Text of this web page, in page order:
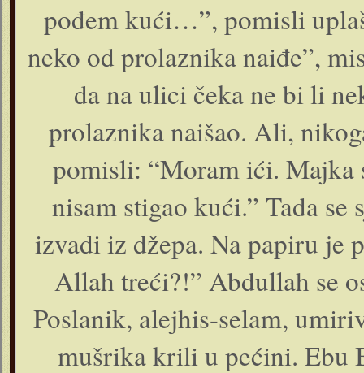
pođem kući…”, pomisli
neko od prolaznika naiđe”,
da na ulici čeka ne bi li
prolaznika naišao. Ali,
pomisli: “Moram ići. Majka
nisam stigao kući.” Tada
izvadi iz džepa. Na papiru je
Allah treći?!” Abdullah se
Poslanik, alejhis-selam,
mušrika krili u pećini. Ebu